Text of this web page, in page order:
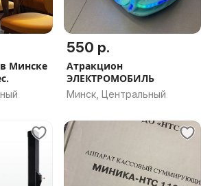
Минске
550 р.
Атракцион
ЭЛЕКТРОМОБИЛЬ
Минск, Центральный